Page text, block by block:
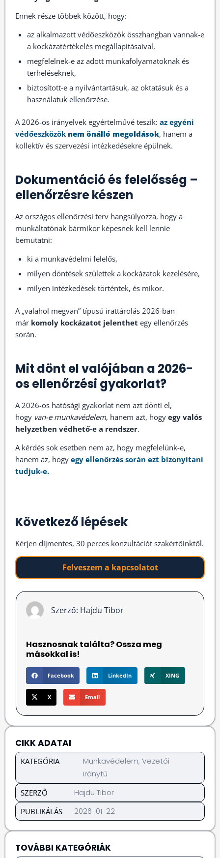
Ennek része többek között, hogy:
az alkalmazott védőeszközök összhangban vannak-e
a kockázatértékelés megállapításaival,
megfelelnek-e az adott munkafolyamatoknak és
terheléseknek,
biztosított-e a nyilvántartásuk, az oktatásuk és a
használatuk ellenőrzése.
A 2026-os irányelvek egyértelművé teszik: az egyéni
védőeszközök nem önálló megoldások, hanem a
kollektív és szervezési intézkedésekre épülnek.
Dokumentáció és felelősség –
ellenőrzésre készen
Az országos ellenőrzési terv hangsúlyozza, hogy a
munkáltatónak bármikor képesnek kell lennie
bemutatni:
ki a munkavédelmi felelős,
milyen döntések születtek a kockázatok kezelésére,
milyen intézkedések történtek, és mikor.
A „valahol megvan” típusú irattárolás 2026-ban
már komoly kockázatot jelenthet egy ellenőrzés
során.
Mit dönt el valójában a 2026-
os ellenőrzési gyakorlat?
A 2026-os hatósági gyakorlat nem azt dönti el,
hogy van-e munkavédelem, hanem azt, hogy egy valós
helyzetben védhető-e a rendszer.
A kérdés sok esetben nem az, hogy megfelelünk-e,
hanem az, hogy egy ellenőrzés során ezt bizonyítani
tudjuk-e.
Következő lépések
Kérjen díjmentes, 30 perces konzultációt szakértőinktől.
Felveszem a kapcsolatot
Szerző: Hajdu Tibor
Hasznosnak találta? Ossza meg
másokkal is!
Facebook LinkedIn XING
X Email
CIKK ADATAI
KATEGÓRIA Munkavédelem,Vezetői
iránytű
SZERZŐ Hajdu Tibor
PUBLIKÁLÁS 2026-01-22
TOVÁBBI KATEGÓRIÁK